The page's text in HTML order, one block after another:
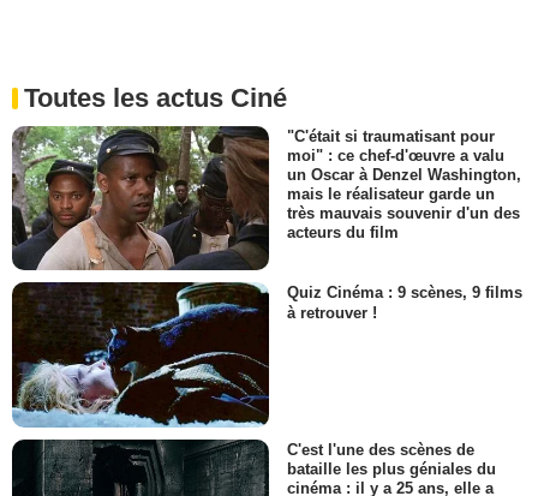
Toutes les actus Ciné
"C'était si traumatisant pour
moi" : ce chef-d'œuvre a valu
un Oscar à Denzel Washington,
mais le réalisateur garde un
très mauvais souvenir d'un des
acteurs du film
Quiz Cinéma : 9 scènes, 9 films
à retrouver !
C'est l'une des scènes de
bataille les plus géniales du
cinéma : il y a 25 ans, elle a